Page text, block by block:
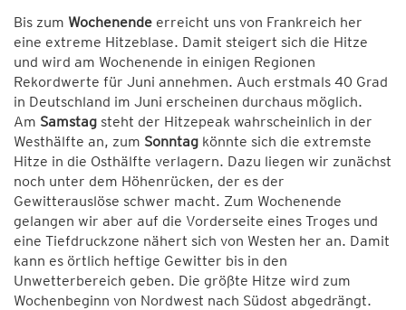
Bis zum Wochenende erreicht uns von Frankreich her
eine extreme Hitzeblase. Damit steigert sich die Hitze
und wird am Wochenende in einigen Regionen
Rekordwerte für Juni annehmen. Auch erstmals 40 Grad
in Deutschland im Juni erscheinen durchaus möglich.
Am Samstag steht der Hitzepeak wahrscheinlich in der
Westhälfte an, zum Sonntag könnte sich die extremste
Hitze in die Osthälfte verlagern. Dazu liegen wir zunächst
noch unter dem Höhenrücken, der es der
Gewitterauslöse schwer macht. Zum Wochenende
gelangen wir aber auf die Vorderseite eines Troges und
eine Tiefdruckzone nähert sich von Westen her an. Damit
kann es örtlich heftige Gewitter bis in den
Unwetterbereich geben. Die größte Hitze wird zum
Wochenbeginn von Nordwest nach Südost abgedrängt.